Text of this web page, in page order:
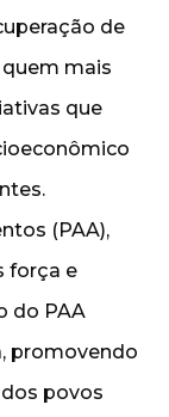
de
mais
que
(PAA),
força e
do PAA
promovendo
povos